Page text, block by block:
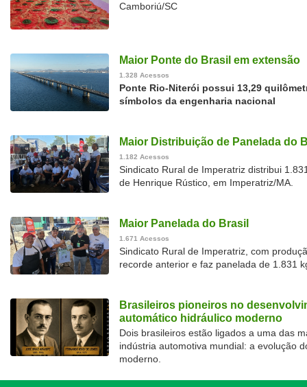
Camboriú/SC
Maior Ponte do Brasil em extensão
1.328 Acessos
Ponte Rio-Niterói possui 13,29
símbolos da engenharia nacional
Maior Distribuição de Panelada do
1.182 Acessos
Sindicato Rural de Imperatriz distribui
de Henrique Rústico, em Imperatriz/MA.
Maior Panelada do Brasil
1.671 Acessos
Sindicato Rural de Imperatriz, com
recorde anterior e faz panelada de 1.831
Brasileiros pioneiros no
automático hidráulico moderno
Dois brasileiros estão ligados a uma das
indústria automotiva mundial: a evolução
moderno.